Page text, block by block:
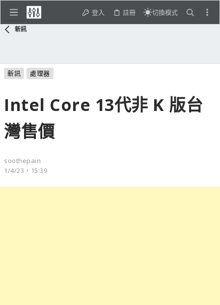
登入 註冊 切換模式
新訊
新訊 處理器
Intel Core 13代非 K 版台
灣售價
soothepain
1/4/23，15:39